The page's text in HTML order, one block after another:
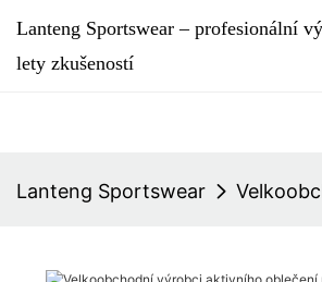
Lanteng Sportswear – profesionální
lety zkušeností
Lanteng Sportswear